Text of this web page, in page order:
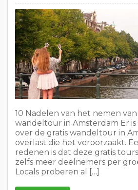
10 Nadelen van het nemen
wandeltour in Amsterdam Er is
over de gratis wandeltour in
overlast die het veroorzaakt.
redenen is dat deze gratis
zelfs meer deelnemers per
Locals proberen al […]